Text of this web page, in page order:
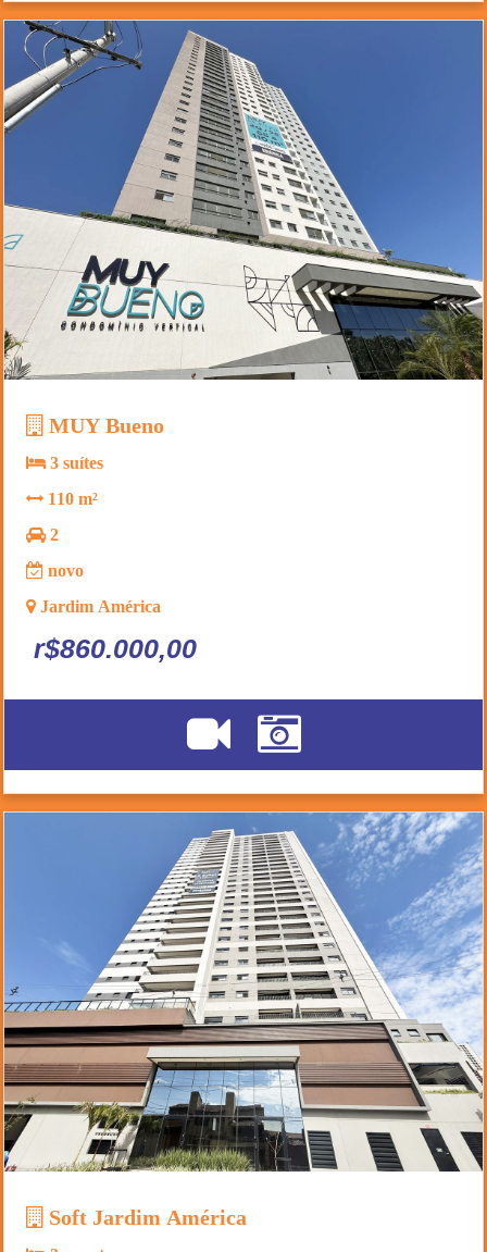
MUY Bueno
3 suítes
110 m²
2
novo
Jardim América
r$860.000,00
Soft Jardim América